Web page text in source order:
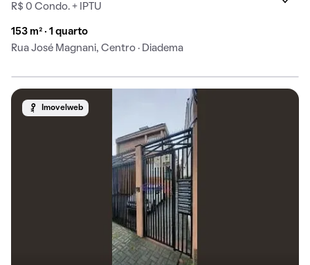
R$ 0 Condo. + IPTU
153 m² · 1 quarto
Rua José Magnani, Centro · Diadema
Imovelweb